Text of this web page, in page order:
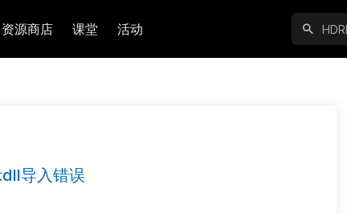
资源商店 课堂 活动
导入错误